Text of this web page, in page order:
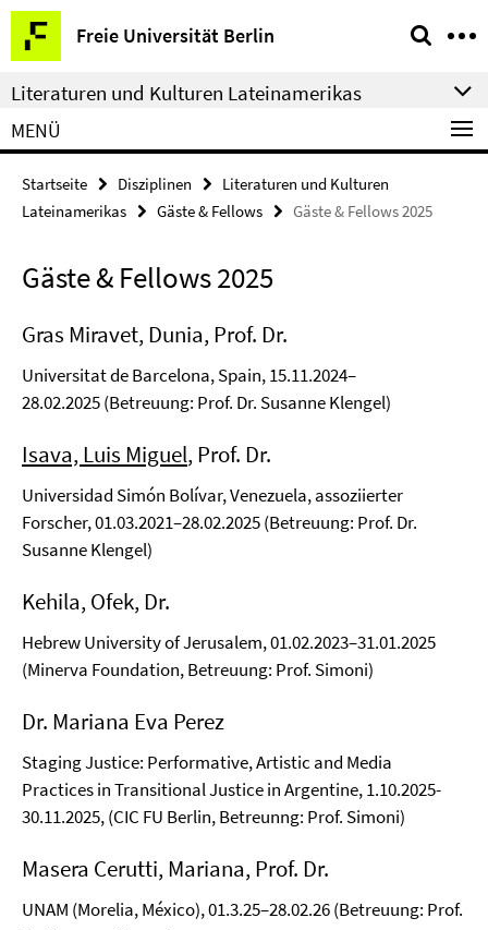
Springe
direkt
zu
Inhalt
Freie Universität Berlin
Service-
Navigation
Literaturen und Kulturen Lateinamerikas
MENÜ
Startseite Disziplinen
Literaturen und Kulturen
Lateinamerikas
Gäste & Fellows Gäste & Fellows 2025
Gäste & Fellows 2025
Gras Miravet, Dunia, Prof. Dr.
Universitat de Barcelona, Spain, 15.11.2024–
28.02.2025 (Betreuung: Prof. Dr. Susanne Klengel)
Isava, Luis Miguel, Prof. Dr.
Universidad Simón Bolívar, Venezuela, assoziierter
Forscher, 01.03.2021–28.02.2025 (Betreuung: Prof. Dr.
Susanne Klengel)
Kehila, Ofek, Dr.
Hebrew University of Jerusalem, 01.02.2023–31.01.2025
(Minerva Foundation, Betreuung: Prof. Simoni)
Dr. Mariana Eva Perez
Staging Justice: Performative, Artistic and Media
Practices in Transitional Justice in Argentine, 1.10.2025-
30.11.2025, (CIC FU Berlin, Betreunng: Prof. Simoni)
Masera Cerutti, Mariana, Prof. Dr.
UNAM (Morelia, México), 01.3.25–28.02.26 (Betreuung: Prof.